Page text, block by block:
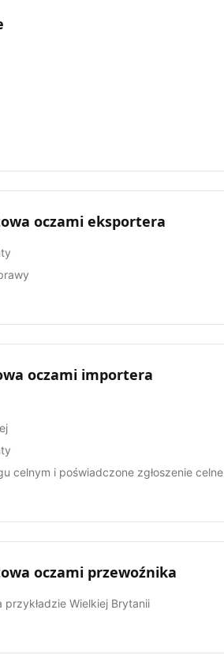
oczami eksportera
oczami importera
celnym i poświadczone zgłoszenie celne
oczami przewoźnika
Wielkiej Brytanii